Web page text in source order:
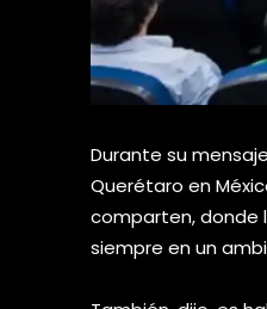
Durante su
Querétaro en
comparten, donde
siempre en un